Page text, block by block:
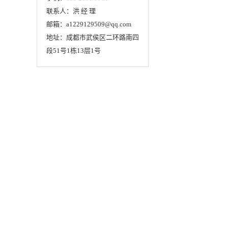
联系人：洪 经 理
邮箱：a1229129509@qq.com
地址：成都市武侯区二环路南四
段51号1栋13层1号